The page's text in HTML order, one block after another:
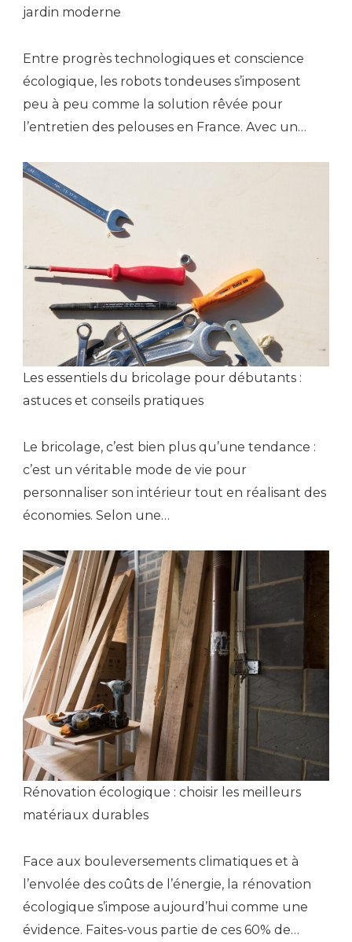
jardin moderne
Entre progrès technologiques et conscience
écologique, les robots tondeuses s’imposent
peu à peu comme la solution rêvée pour
l’entretien des pelouses en France. Avec un…
Les essentiels du bricolage pour débutants :
astuces et conseils pratiques
Le bricolage, c’est bien plus qu’une tendance :
c’est un véritable mode de vie pour
personnaliser son intérieur tout en réalisant des
économies. Selon une…
Rénovation écologique : choisir les meilleurs
matériaux durables
Face aux bouleversements climatiques et à
l’envolée des coûts de l’énergie, la rénovation
écologique s’impose aujourd’hui comme une
évidence. Faites-vous partie de ces 60% de…